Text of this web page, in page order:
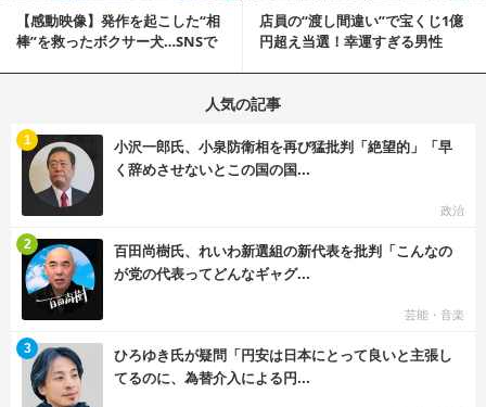
【感動映像】発作を起こした“相
棒”を救ったボクサー犬…SNSで
店員の“渡し間違い”で宝くじ1億
円超え当選！幸運すぎる男性
人気の記事
小沢一郎氏、小泉防衛相を再び猛批判「絶望的」「早
く辞めさせないとこの国の国...
政治
1
百田尚樹氏、れいわ新選組の新代表を批判「こんなの
が党の代表ってどんなギャグ...
芸能・音楽
2
ひろゆき氏が疑問「円安は日本にとって良いと主張し
てるのに、為替介入による円...
3